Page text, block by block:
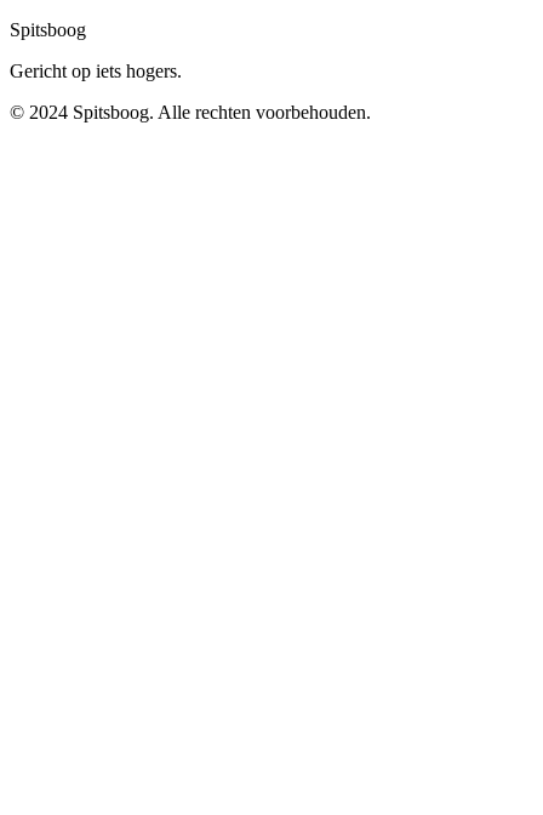
Spitsboog
Gericht op iets hogers.
© 2024 Spitsboog. Alle rechten voorbehouden.